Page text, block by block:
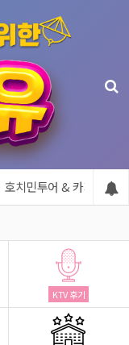
호치민투어 & 카지노
KTV 후기